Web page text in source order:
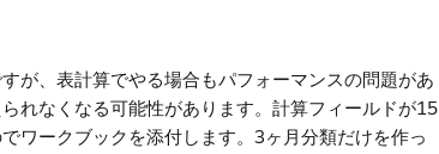
）
最終購入日],now())<=3 then 1 else 0 END)
が、表計算でやる場合もパフォーマンスの問題があ
れなくなる可能性があります。計算フィールドが15
ワークブックを添付します。3ヶ月分類だけを作っ